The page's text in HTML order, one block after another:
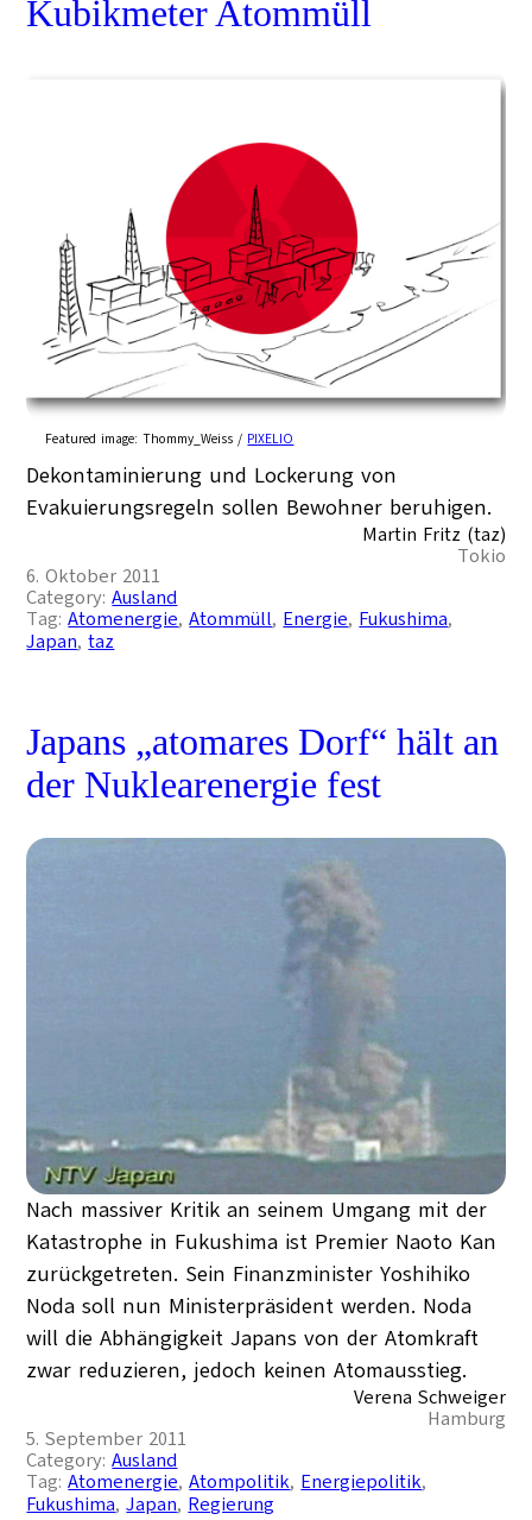
Kubikmeter Atommüll
Featured image:Thommy_Weiss / PIXELIO
Dekontaminierung und Lockerung von
Evakuierungsregeln sollen Bewohner beruhigen.
Martin Fritz (taz)
Tokio
6. Oktober 2011
Category:Ausland
Tag:Atomenergie, Atommüll, Energie, Fukushima
Japan, taz
Japans „atomares Dorf“ hält an
der Nuklearenergie fest
Nach massiver Kritik an seinem Umgang mit der
Katastrophe in Fukushima ist Premier Naoto Kan
zurückgetreten. Sein Finanzminister Yoshihiko
Noda soll nun Ministerpräsident werden. Noda
will die Abhängigkeit Japans von der Atomkraft
zwar reduzieren, jedoch keinen Atomausstieg.
Verena Schweiger
Hamburg
5. September 2011
Category:Ausland
Tag:Atomenergie, Atompolitik, Energiepolitik
Fukushima, Japan, Regierung